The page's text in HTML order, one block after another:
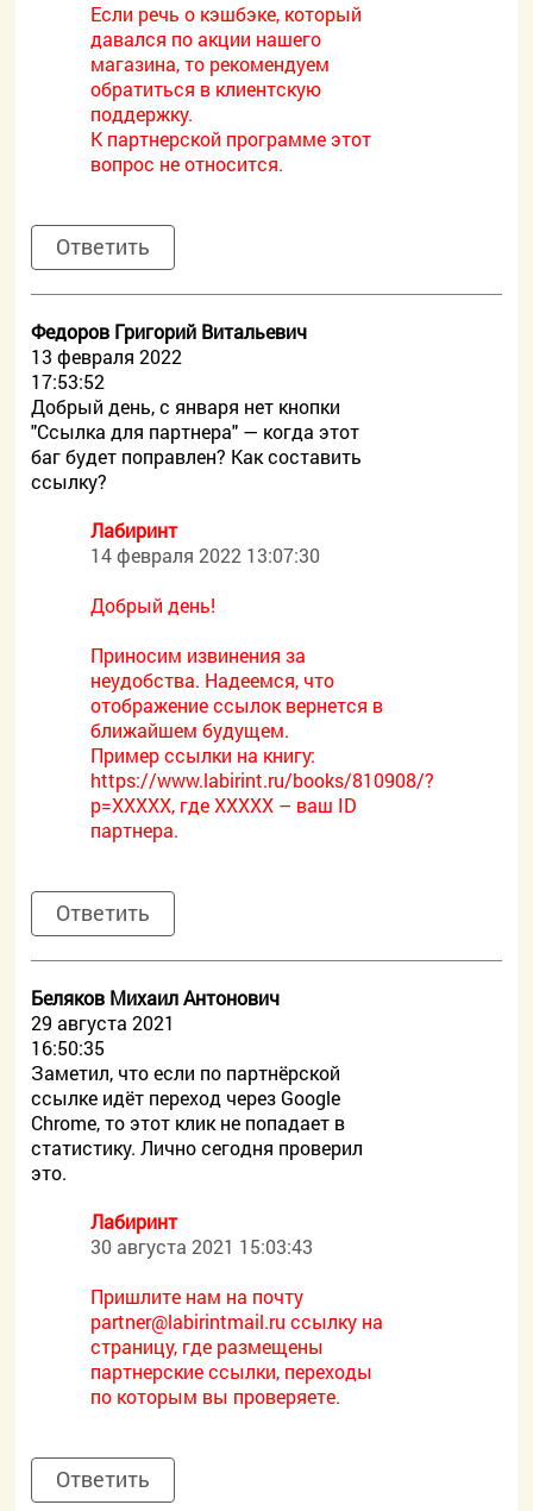
Если речь о кэшбэке, который
давался по акции нашего
магазина, то рекомендуем
обратиться в клиентскую
поддержку.
К партнерской программе этот
вопрос не относится.
Ответить
Федоров Григорий Витальевич
13 февраля 2022
17:53:52
Добрый день, с января нет кнопки
"Ссылка для партнера" — когда этот
баг будет поправлен? Как составить
ссылку?
Лабиринт
14 февраля 2022 13:07:30
Добрый день!
Приносим извинения за
неудобства. Надеемся, что
отображение ссылок вернется в
ближайшем будущем.
Пример ссылки на книгу:
https://www.labirint.ru/books/810908/?
p=XXXXX, где ХХХХХ – ваш ID
партнера.
Ответить
Беляков Михаил Антонович
29 августа 2021
16:50:35
Заметил, что если по партнёрской
ссылке идёт переход через Google
Chrome, то этот клик не попадает в
статистику. Лично сегодня проверил
это.
Лабиринт
30 августа 2021 15:03:43
Пришлите нам на почту
partner@labirintmail.ru ссылку на
страницу, где размещены
партнерские ссылки, переходы
по которым вы проверяете.
Ответить